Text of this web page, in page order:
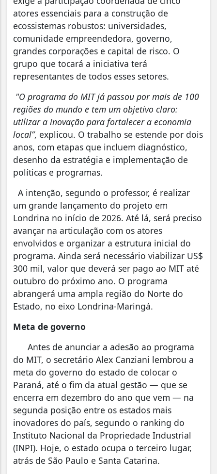
atores essenciais para a construção de
ecossistemas robustos: universidades,
comunidade empreendedora, governo,
grandes corporações e capital de risco. O
grupo que tocará a iniciativa terá
representantes de todos esses setores.
"O programa do MIT já passou por mais de 100
regiões do mundo e tem um objetivo claro:
utilizar a inovação para fortalecer a economia
local”, explicou. O trabalho se estende por dois
anos, com etapas que incluem diagnóstico,
desenho da estratégia e implementação de
políticas e programas.
A intenção, segundo o professor, é realizar
um grande lançamento do projeto em
Londrina no início de 2026. Até lá, será preciso
avançar na articulação com os atores
envolvidos e organizar a estrutura inicial do
programa. Ainda será necessário viabilizar US$
300 mil, valor que deverá ser pago ao MIT até
outubro do próximo ano. O programa
abrangerá uma ampla região do Norte do
Estado, no eixo Londrina-Maringá.
Meta de governo
Antes de anunciar a adesão ao programa
do MIT, o secretário Alex Canziani lembrou a
meta do governo do estado de colocar o
Paraná, até o fim da atual gestão — que se
encerra em dezembro do ano que vem — na
segunda posição entre os estados mais
inovadores do país, segundo o ranking do
Instituto Nacional da Propriedade Industrial
(INPI). Hoje, o estado ocupa o terceiro lugar,
atrás de São Paulo e Santa Catarina.